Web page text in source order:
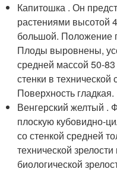
Капитошка . Он
растениями высотой
большой. Положение
Плоды выровнены,
средней массой 50-
стенки в
Поверхность гладкая.
Венгерский желтый .
плоскую кубовидно-
со стенкой средней
технической
биологической